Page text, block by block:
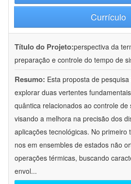
Currículo
Título do Projeto:perspectiva da
preparação e controle do tempo de
Resumo: Esta proposta de
explorar duas vertentes
quântica relacionados ao controle de
visando a melhora na precisão dos
aplicações tecnológicas. No primeiro
nos em ensembles de estados não
operações térmicas, buscando
envol...